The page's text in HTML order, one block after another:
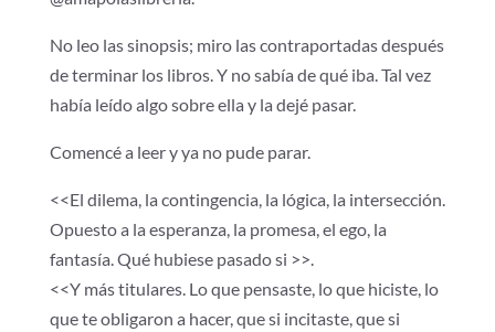
No leo las sinopsis; miro las contraportadas después
de terminar los libros. Y no sabía de qué iba. Tal vez
había leído algo sobre ella y la dejé pasar.
Comencé a leer y ya no pude parar.
<<El dilema, la contingencia, la lógica, la intersección.
Opuesto a la esperanza, la promesa, el ego, la
fantasía. Qué hubiese pasado si >>.
<<Y más titulares. Lo que pensaste, lo que hiciste, lo
que te obligaron a hacer, que si incitaste, que si